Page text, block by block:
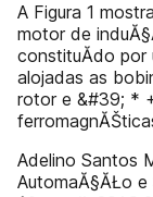
A Figura 1
motor de
constituĂ­do por
alojadas as
rotor e &#39; *
Adelino Santos
AutomaĂ§ĂŁo e